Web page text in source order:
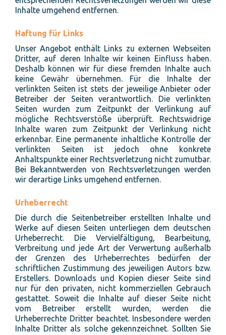
Inhalte umgehend entfernen.
Haftung für Links
Unser Angebot enthält Links zu externen Webseiten
Dritter, auf deren Inhalte wir keinen Einfluss haben.
Deshalb können wir für diese fremden Inhalte auch
keine Gewähr übernehmen. Für die Inhalte der
verlinkten Seiten ist stets der jeweilige Anbieter oder
Betreiber der Seiten verantwortlich. Die verlinkten
Seiten wurden zum Zeitpunkt der Verlinkung auf
mögliche Rechtsverstöße überprüft. Rechtswidrige
Inhalte waren zum Zeitpunkt der Verlinkung nicht
erkennbar. Eine permanente inhaltliche Kontrolle der
verlinkten Seiten ist jedoch ohne konkrete
Anhaltspunkte einer Rechtsverletzung nicht zumutbar.
Bei Bekanntwerden von Rechtsverletzungen werden
wir derartige Links umgehend entfernen.
Urheberrecht
Die durch die Seitenbetreiber erstellten Inhalte und
Werke auf diesen Seiten unterliegen dem deutschen
Urheberrecht. Die Vervielfältigung, Bearbeitung,
Verbreitung und jede Art der Verwertung außerhalb
der Grenzen des Urheberrechtes bedürfen der
schriftlichen Zustimmung des jeweiligen Autors bzw.
Erstellers. Downloads und Kopien dieser Seite sind
nur für den privaten, nicht kommerziellen Gebrauch
gestattet. Soweit die Inhalte auf dieser Seite nicht
vom Betreiber erstellt wurden, werden die
Urheberrechte Dritter beachtet. Insbesondere werden
Inhalte Dritter als solche gekennzeichnet. Sollten Sie